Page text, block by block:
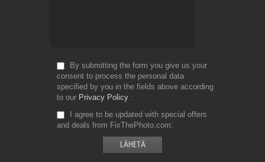
By submitting the form you give us your
consent to process the personal data
specified by you in the fields above according
to our Privacy Policy
I agree to be updated with special offers
and deals from FixThePhoto.com